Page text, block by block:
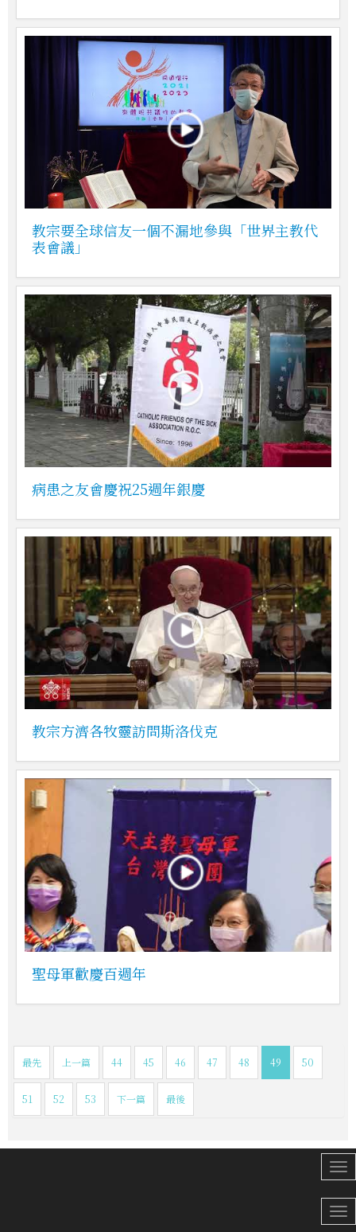
教宗要全球信友一個不漏地參與「世界主教代
表會議」
病患之友會慶祝25週年銀慶
教宗方濟各牧靈訪問斯洛伐克
聖母軍歡慶百週年
最先 上一篇 44 45 46 47 48 49 50
51 52 53 下一篇 最後